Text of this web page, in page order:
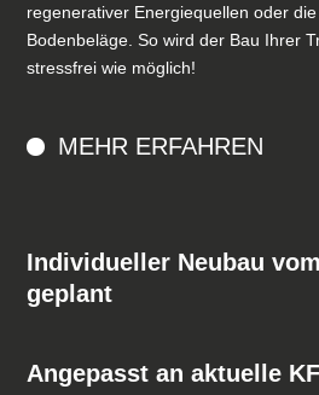
regenerativer Energiequellen oder
Bodenbeläge. So wird der Bau Ihrer
stressfrei wie möglich!
MEHR ERFAHREN
Individueller Neubau
geplant
Angepasst an aktuelle